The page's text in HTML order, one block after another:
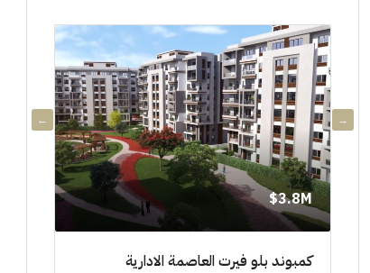
3.8M$
كمبوند بلو فيرت العاصمة الادارية